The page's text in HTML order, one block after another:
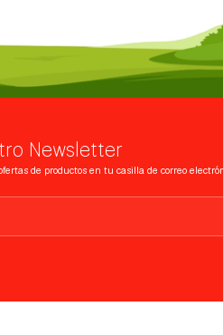
Newsletter
de productos en tu casilla de correo